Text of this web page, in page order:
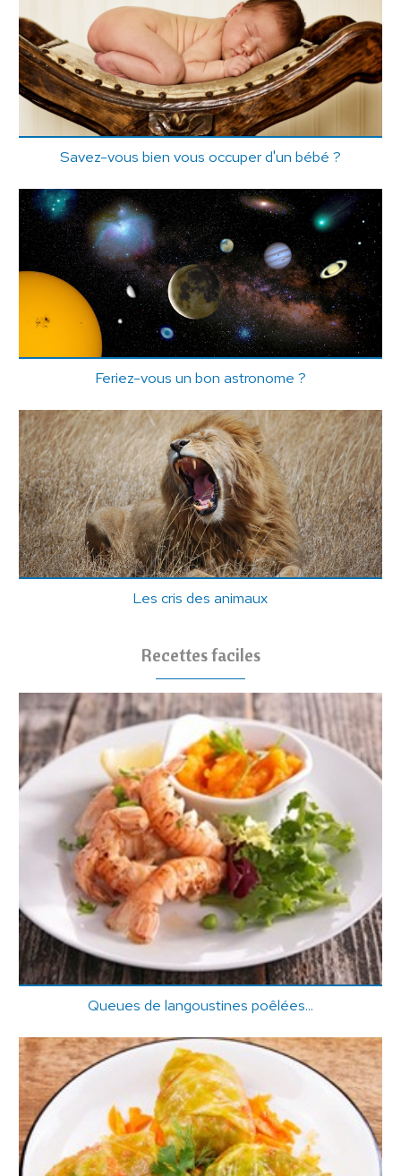
Savez-vous bien vous occuper d'un bébé ?
Feriez-vous un bon astronome ?
Les cris des animaux
Recettes faciles
Queues de langoustines poêlées...